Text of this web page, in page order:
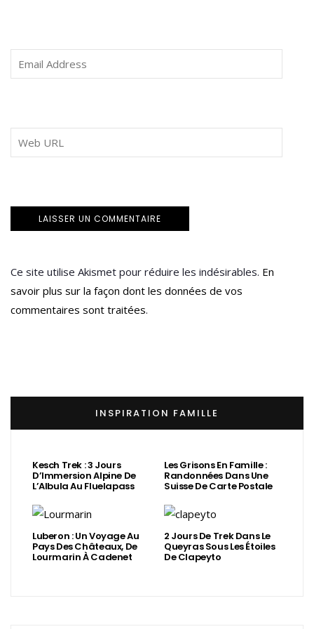
Ce site utilise Akismet pour réduire les indésirables. En
savoir plus sur la façon dont les données de vos
commentaires sont traitées.
INSPIRATION FAMILLE
Kesch Trek : 3 Jours
D’Immersion Alpine De
L’Albula Au Fluelapass
Les Grisons En Famille :
Randonnées Dans Une
Suisse De Carte Postale
Luberon : Un Voyage Au
Pays Des Châteaux, De
Lourmarin À Cadenet
2 Jours De Trek Dans Le
Queyras Sous Les Étoiles
De Clapeyto